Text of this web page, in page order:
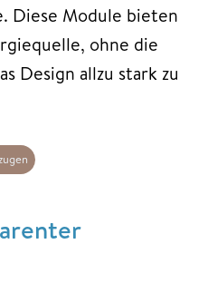
Diese Module bieten
ohne die
Design allzu stark zu